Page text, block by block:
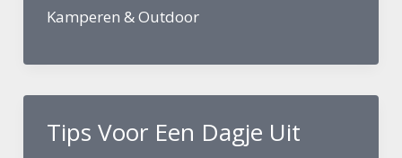
plaatsen
in
Kamperen & Outdoor
Tips Voor Een Dagje Uit